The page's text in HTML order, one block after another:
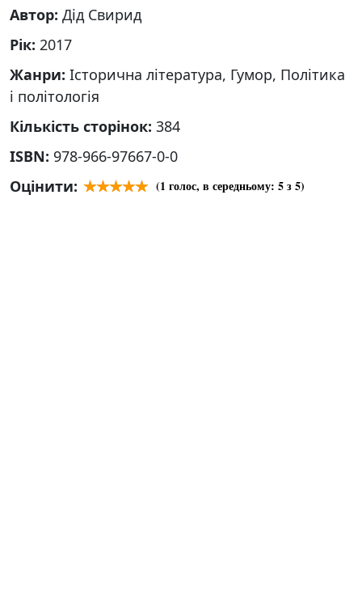
Автор: Дід Свирид
Рік: 2017
Жанри: Історична література, Гумор, Політика
і політологія
Кількість сторінок: 384
ISBN: 978-966-97667-0-0
Оцінити:
(1 голос, в середньому: 5з 5)